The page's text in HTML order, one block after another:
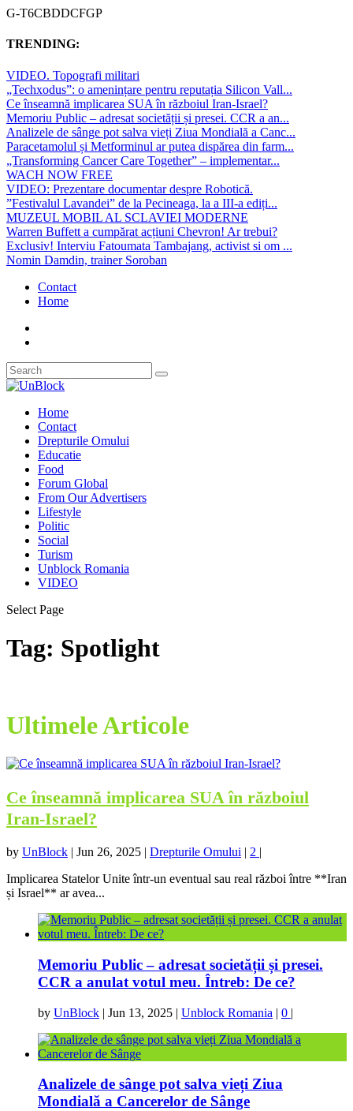
G-T6CBDDCFGP
TRENDING:
VIDEO. Topografi militari
„Techxodus”: o amenințare pentru reputația Silicon Vall...
Ce înseamnă implicarea SUA în războiul Iran-Israel?
Memoriu Public – adresat societății și presei. CCR a an...
Analizele de sânge pot salva vieți Ziua Mondială a Canc...
Paracetamolul și Metforminul ar putea dispărea din farm...
„Transforming Cancer Care Together” – implementar...
WACH NOW FREE
VIDEO: Prezentare documentar despre Robotică.
”Festivalul Lavandei” de la Pecineaga, la a III-a ediți...
MUZEUL MOBIL AL SCLAVIEI MODERNE
Warren Buffett a cumpărat acțiuni Chevron! Ar trebui?
Exclusiv! Interviu Fatoumata Tambajang, activist si om ...
Nomin Damdin, trainer Soroban
Contact
Home
Home
Contact
Drepturile Omului
Educatie
Food
Forum Global
From Our Advertisers
Lifestyle
Politic
Social
Turism
Unblock Romania
VIDEO
Select Page
Tag: Spotlight
Ultimele Articole
Ce înseamnă implicarea SUA în războiul
Iran-Israel?
by UnBlock | Jun 26, 2025 | Drepturile Omului | 2 |
Implicarea Statelor Unite într-un eventual sau real război între **Iran
și Israel** ar avea...
Memoriu Public – adresat societății și presei.
CCR a anulat votul meu. Întreb: De ce?
by UnBlock | Jun 13, 2025 | Unblock Romania | 0 |
Analizele de sânge pot salva vieți Ziua
Mondială a Cancerelor de Sânge